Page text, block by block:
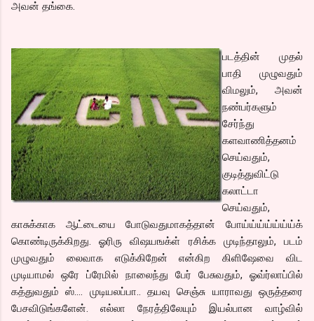
அவன் தங்கை.
படத்தின் முதல்
பாதி முழுவதும்
விமலும், அவன்
நண்பர்களும்
சேர்ந்து
களவாணித்தனம்
செய்வதும்,
குடித்துவிட்டு
கலாட்டா
செய்வதும்,
காசுக்காக ஆட்டையை போடுவதுமாகத்தான் போய்ய்ய்ய்ய்ய்ய்க்
கொண்டிருக்கிறது. ஓரிரு விஷயஙக்ள் ரசிக்க முடிந்தாலும், படம்
முழுவதும் லைவாக எடுக்கிறேன் என்கிற கிளிஷேவை விட
முடியாமல் ஒரே ப்ரேமில் நாலைந்து பேர் பேசுவதும், ஓவ்ர்லாப்பில்
கத்துவதும் ஸ்…. முடியலப்பா.. தயவு செஞ்சு யாராவது ஒருத்தரை
பேசவிடுங்களேன். எல்லா நேரத்திலேயும் இயல்பான வாழ்வில்